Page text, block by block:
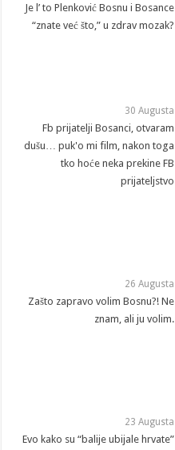
Je l’ to Plenković Bosnu i Bosance
“znate već što,” u zdrav mozak?
30 Augusta
Fb prijatelji Bosanci, otvaram
dušu… puk'o mi film, nakon toga
tko hoće neka prekine FB
prijateljstvo
26 Augusta
Zašto zapravo volim Bosnu?! Ne
znam, ali ju volim.
23 Augusta
Evo kako su “balije ubijale hrvate”